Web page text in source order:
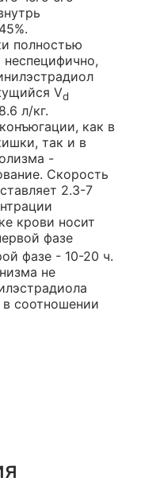
полностью
неспецифично,
Vd
л/кг.
как в
так и в
-
Скорость
2.3-7
крови носит
фазе
фазе - 10-20 ч.
не
соотношении